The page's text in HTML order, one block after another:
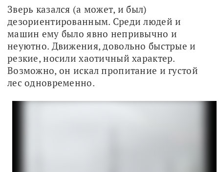
Зверь казался (а может, и был)
дезориентированным. Среди людей и
машин ему было явно непривычно и
неуютно. Движения, довольно быстрые и
резкие, носили хаотичный характер.
Возможно, он искал пропитание и густой
лес одновременно.